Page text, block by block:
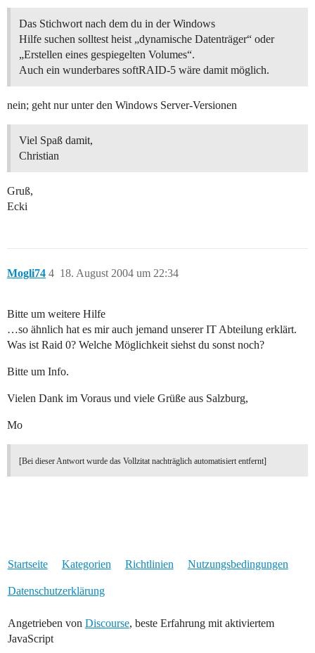
Das Stichwort nach dem du in der Windows
Hilfe suchen solltest heist „dynamische Datenträger“ oder
„Erstellen eines gespiegelten Volumes“.
Auch ein wunderbares softRAID-5 wäre damit möglich.
nein; geht nur unter den Windows Server-Versionen
Viel Spaß damit,
Christian
Gruß,
Ecki
Mogli74 18. August 2004 um 22:34
4
Bitte um weitere Hilfe
…so ähnlich hat es mir auch jemand unserer IT Abteilung erklärt.
Was ist Raid 0? Welche Möglichkeit siehst du sonst noch?
Bitte um Info.
Vielen Dank im Voraus und viele Grüße aus Salzburg,
Mo
[Bei dieser Antwort wurde das Vollzitat nachträglich automatisiert entfernt]
Startseite Kategorien Richtlinien Nutzungsbedingungen
Datenschutzerklärung
Angetrieben von Discourse, beste Erfahrung mit aktiviertem
JavaScript